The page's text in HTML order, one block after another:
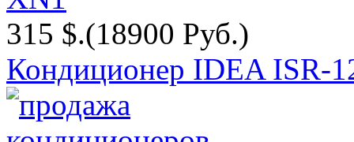
315 $.(18900 Руб.)
Кондиционер IDEA ISR-